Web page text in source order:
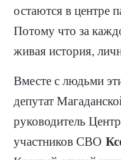
остаются в центре
Потому что за
живая история,
Вместе с людьми
депутат
руководитель
участников СВО